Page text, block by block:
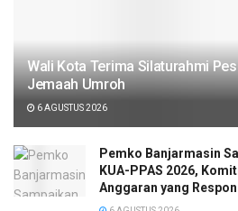
Wali Kota Terima Silaturahmi
Jemaah Umroh
6 AGUSTUS 2026
Pemko Banjarmasin
KUA-PPAS 2026,
Anggaran yang